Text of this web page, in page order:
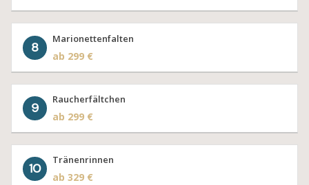
8
Marionettenfalten
ab 299 €
9
Raucherfältchen
ab 299 €
10
Tränenrinnen
ab 329 €